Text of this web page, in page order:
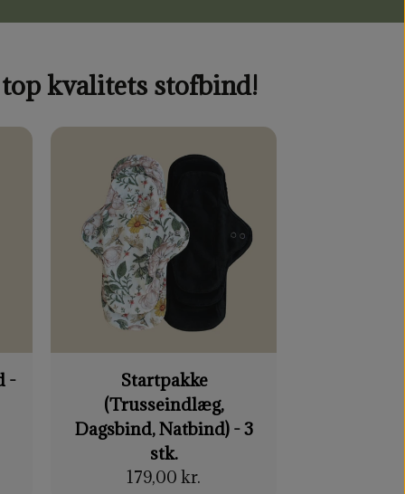
kvalitets stofbind!
-
Startpakke
(Trusseindlæg,
Dagsbind, Natbind) - 3
stk.
179,00 kr.